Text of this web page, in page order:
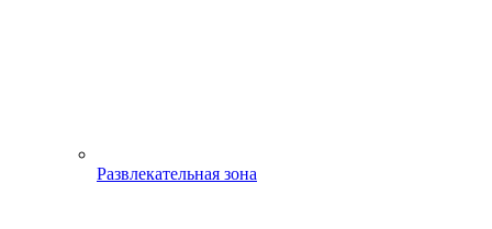
Развлекательная зона